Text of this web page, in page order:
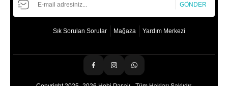
GÖNDER
Sık Sorulan Sorular Mağaza Yardım Merkezi